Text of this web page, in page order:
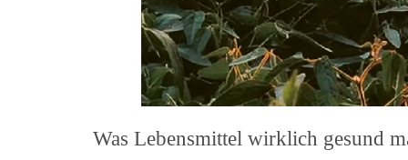
Was Lebensmittel wirklich gesund